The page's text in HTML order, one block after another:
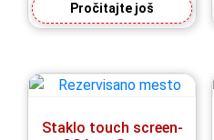
Pročitajte još
Staklo touch screen-